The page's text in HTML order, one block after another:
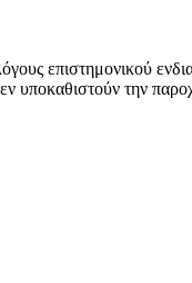
επιστημονικού
υποκαθιστούν την